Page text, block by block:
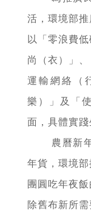
活，環境部
以「零浪費
尚（衣）」
運輸網絡（
樂）」及「
面，具體實踐
農曆新
年貨，環境
團圓吃年夜
除舊布新所